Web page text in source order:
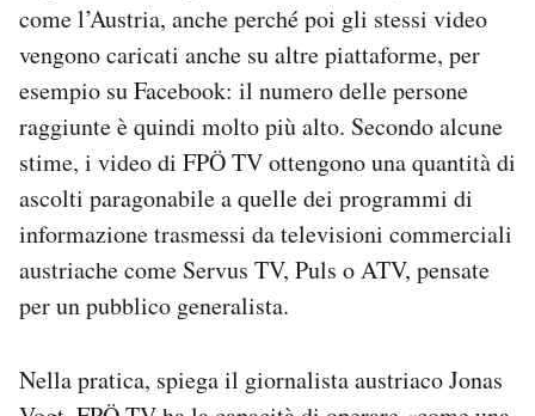
come l’Austria, anche perché poi gli stessi video
vengono caricati anche su altre piattaforme, per
esempio su Facebook: il numero delle persone
raggiunte è quindi molto più alto. Secondo alcune
stime, i video di FPÖ TV ottengono una quantità di
ascolti paragonabile a quelle dei programmi di
informazione trasmessi da televisioni commerciali
austriache come Servus TV, Puls o ATV, pensate
per un pubblico generalista.
Nella pratica, spiega il giornalista austriaco Jonas